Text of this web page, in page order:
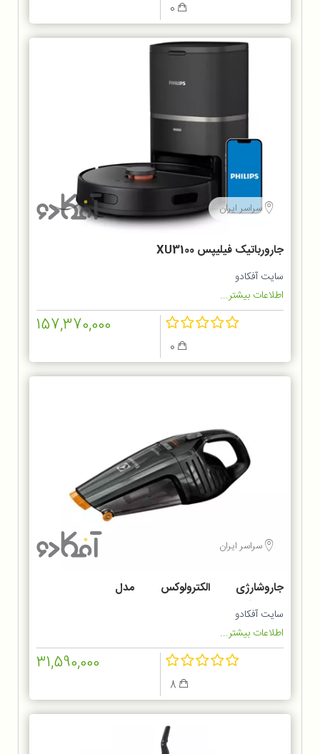
سراسر ایران
جارورباتیک فیلیپس XU3100
سایت آفکادو
اطلاعات بیشتر...
157,370,000
سراسر ایران
جاروشارژی الکترولوکس مدل
ZB6214IGM
سایت آفکادو
اطلاعات بیشتر...
31,590,000